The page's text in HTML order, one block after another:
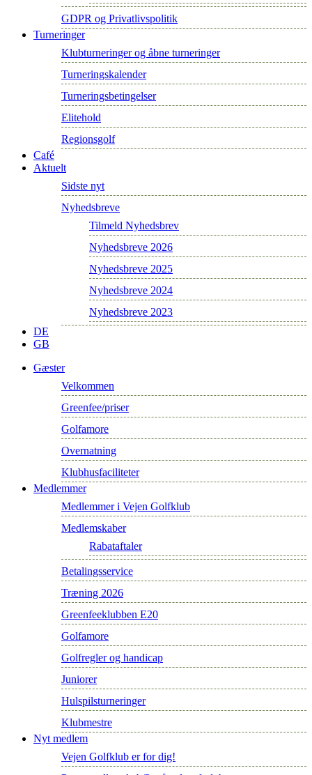
GDPR og Privatlivspolitik
Turneringer
Klubturneringer og åbne turneringer
Turneringskalender
Turneringsbetingelser
Elitehold
Regionsgolf
Café
Aktuelt
Sidste nyt
Nyhedsbreve
Tilmeld Nyhedsbrev
Nyhedsbreve 2026
Nyhedsbreve 2025
Nyhedsbreve 2024
Nyhedsbreve 2023
DE
GB
Gæster
Velkommen
Greenfee/priser
Golfamore
Overnatning
Klubhusfaciliteter
Medlemmer
Medlemmer i Vejen Golfklub
Medlemskaber
Rabataftaler
Betalingsservice
Træning 2026
Greenfeeklubben E20
Golfamore
Golfregler og handicap
Juniorer
Hulspilsturneringer
Klubmestre
Nyt medlem
Vejen Golfklub er for dig!